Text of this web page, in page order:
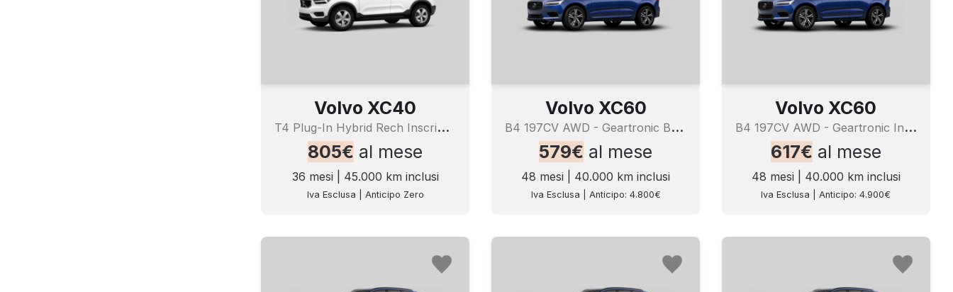
Volvo XC40
T
4 Plug-In Hybrid Rech Inscrip Expr
805€ al mese
36 mesi | 45.000 km inclusi
Iva Esclusa | Anticipo Zero
Volvo XC60
B
4 197CV AWD - Geartronic Business Plus
579€ al mese
48 mesi | 40.000 km inclusi
Iva Esclusa | Anticipo: 4.800€
Volvo XC60
B
4 197CV AWD - Geartronic Inscription
617€ al mese
48 mesi | 40.000 km inclusi
Iva Esclusa | Anticipo: 4.900€